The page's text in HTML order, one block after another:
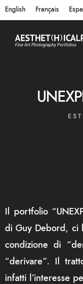
English Français
Il portfolio
di Guy Debord, ci
condizione di
“derivare”. Il
infatti l’interesse